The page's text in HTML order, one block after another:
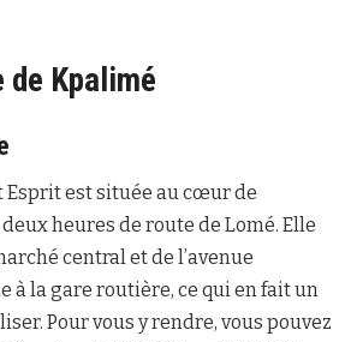
de Kpalimé
Esprit est située au cœur de
heures de route de Lomé. Elle
central et de l’avenue
à la gare routière, ce qui en fait un
Pour vous y rendre, vous pouvez